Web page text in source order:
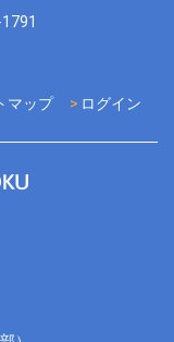
ログイン
マップ